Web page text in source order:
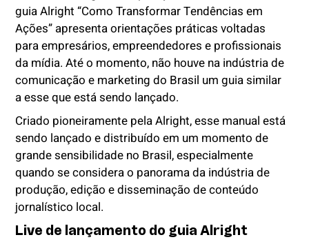
guia Alright “Como Transformar Tendências em
Ações” apresenta orientações práticas voltadas
para empresários, empreendedores e profissionais
da mídia. Até o momento, não houve na indústria de
comunicação e marketing do Brasil um guia similar
a esse que está sendo lançado.
Criado pioneiramente pela Alright, esse manual está
sendo lançado e distribuído em um momento de
grande sensibilidade no Brasil, especialmente
quando se considera o panorama da indústria de
produção, edição e disseminação de conteúdo
jornalístico local.
Live de lançamento do guia Alright